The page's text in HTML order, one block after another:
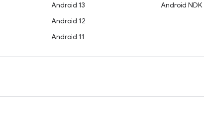
Android 13
Android 12
Android 11
Android NDK